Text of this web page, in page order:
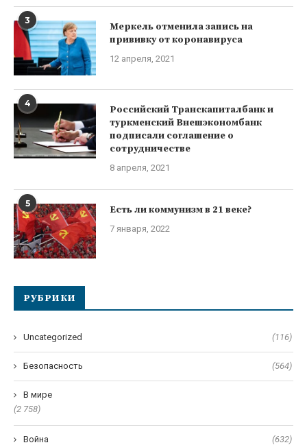
3
Меркель отменила запись на
прививку от коронавируса
12 апреля, 2021
4
Российский Транскапиталбанк и
туркменский Внешэкономбанк
подписали соглашение о
сотрудничестве
8 апреля, 2021
5 Есть ли коммунизм в 21 веке?
7 января, 2022
РУБРИКИ
Uncategorized (116)
Безопасность (564)
В мире
(2 758)
Война (632)